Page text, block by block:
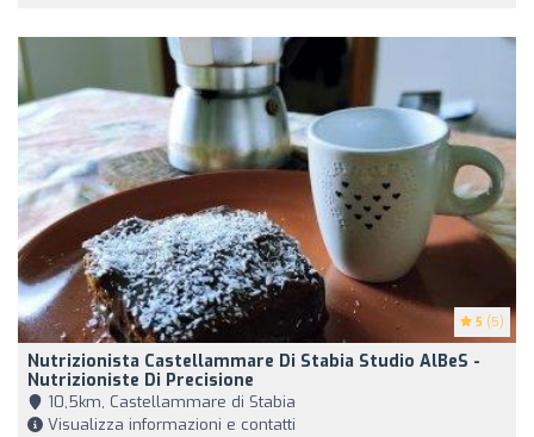
5 (5)
Nutrizionista Castellammare Di Stabia Studio AlBeS -
Nutrizioniste Di Precisione
10,5km, Castellammare di Stabia
Visualizza informazioni e contatti